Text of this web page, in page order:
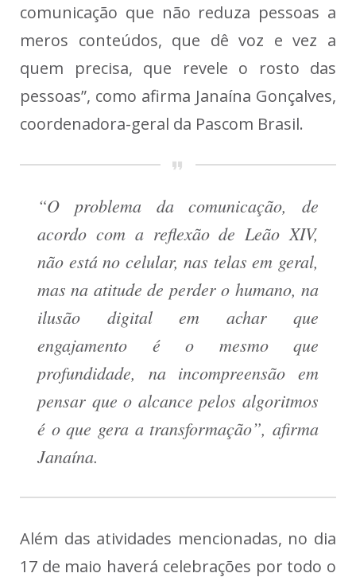
comunicação que não reduza pessoas a
meros conteúdos, que dê voz e vez a
quem precisa, que revele o rosto das
pessoas”, como afirma Janaína Gonçalves,
coordenadora-geral da Pascom Brasil.
“O problema da comunicação, de
acordo com a reflexão de Leão XIV,
não está no celular, nas telas em geral,
mas na atitude de perder o humano, na
ilusão digital em achar que
engajamento é o mesmo que
profundidade, na incompreensão em
pensar que o alcance pelos algoritmos
é o que gera a transformação”, afirma
Janaína.
Além das atividades mencionadas, no dia
17 de maio haverá celebrações por todo o